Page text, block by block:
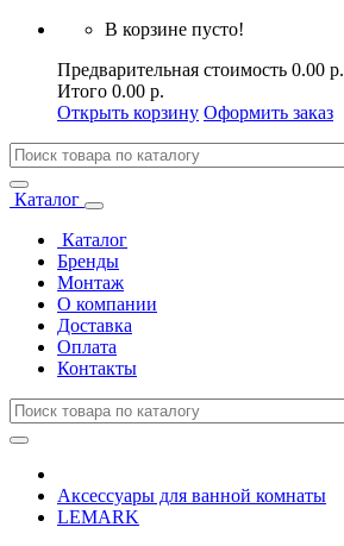
В корзине пусто!
Предварительная стоимость 0.00 р.
Итого 0.00 р.
Открыть корзину Оформить заказ
Каталог
Каталог
Бренды
Монтаж
О компании
Доставка
Оплата
Контакты
Аксессуары для ванной комнаты
LEMARK